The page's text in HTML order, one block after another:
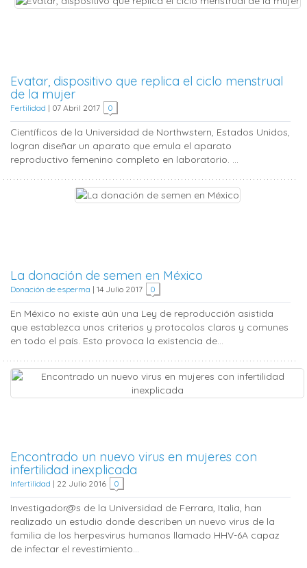
Evatar, dispositivo que replica el ciclo menstrual
de la mujer
Fertilidad | 07 Abril 2017 0
Científicos de la Universidad de Northwstern, Estados Unidos,
logran diseñar un aparato que emula el aparato
reproductivo femenino completo en laboratorio. ...
La donación de semen en México
Donación de esperma | 14 Julio 2017 0
En México no existe aún una Ley de reproducción asistida
que establezca unos criterios y protocolos claros y comunes
en todo el país. Esto provoca la existencia de...
Encontrado un nuevo virus en mujeres con
infertilidad inexplicada
Infertilidad | 22 Julio 2016 0
Investigador@s de la Universidad de Ferrara, Italia, han
realizado un estudio donde describen un nuevo virus de la
familia de los herpesvirus humanos llamado HHV-6A capaz
de infectar el revestimiento...